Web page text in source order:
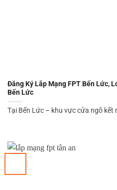
Đăng Ký Lắp Mạng FPT Bến Lức,
Bến Lức
Tại Bến Lức – khu vực cửa ngõ kết